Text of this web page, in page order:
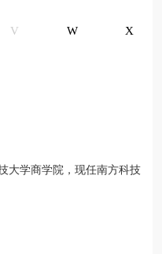
V W X
大学商学院，现任南方科技